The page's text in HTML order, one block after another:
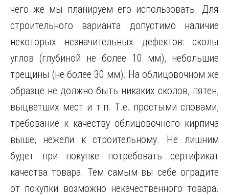
чего же мы планируем его использовать. Для
строительного варианта допустимо наличие
некоторых незначительных дефектов: сколы
углов (глубиной не более 10 мм), небольшие
трещины (не более 30 мм). На облицовочном же
образце не должно быть никаких сколов, пятен,
выцветших мест и т.п. Т.е. простыми словами,
требование к качеству облицовочного кирпича
выше, нежели к строительному. Не лишним
будет при покупке потребовать сертификат
качества товара. Тем самым вы себе оградите
от покупки возможно некачественного товара.